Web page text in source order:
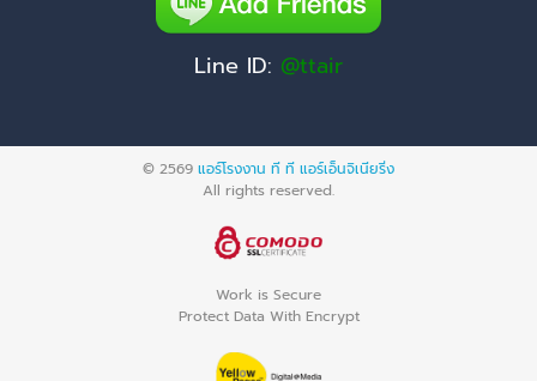
Line ID: @ttair
© 2569 แอร์โรงงาน ที ที แอร์เอ็นจิเนียริ่ง
All rights reserved.
Work is Secure
Protect Data With Encrypt